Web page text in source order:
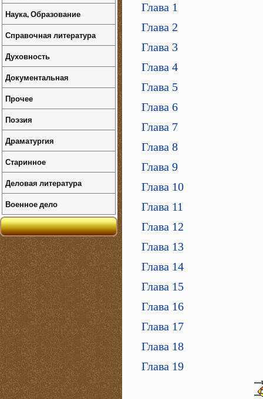
Глава 1
Глава 2
Глава 3
Глава 4
Глава 5
Глава 6
Глава 7
Глава 8
Глава 9
Глава 10
Глава 11
Глава 12
Глава 13
Глава 14
Глава 15
Глава 16
Глава 17
Глава 18
Глава 19
Наука, Образование
Справочная литература
Духовность
Документальная
Прочее
Поэзия
Драматургия
Старинное
Деловая литература
Военное дело